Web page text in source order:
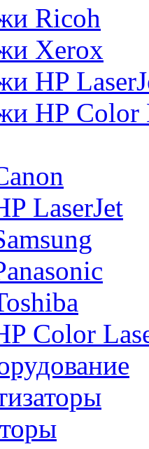
Ricoh
Xerox
HP
HP Color
LaserJet
Color